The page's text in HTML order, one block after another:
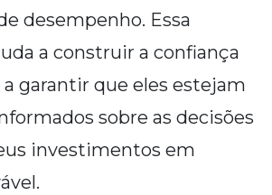
desempenho. Essa
a construir a confiança
garantir que eles estejam
sobre as decisões
investimentos em